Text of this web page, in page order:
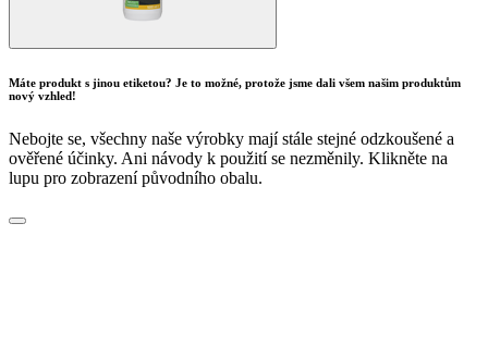
Máte produkt s jinou etiketou? Je to možné, protože jsme dali všem našim produktům
nový vzhled!
Nebojte se, všechny naše výrobky mají stále stejné odzkoušené a
ověřené účinky. Ani návody k použití se nezměnily. Klikněte na
lupu pro zobrazení původního obalu.